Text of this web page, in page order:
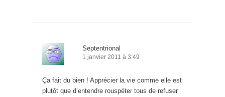
Septentrional
1 janvier 2011 à 3:49
Ça fait du bien ! Apprécier la vie comme elle est
plutôt que d’entendre rouspéter tous de refuser